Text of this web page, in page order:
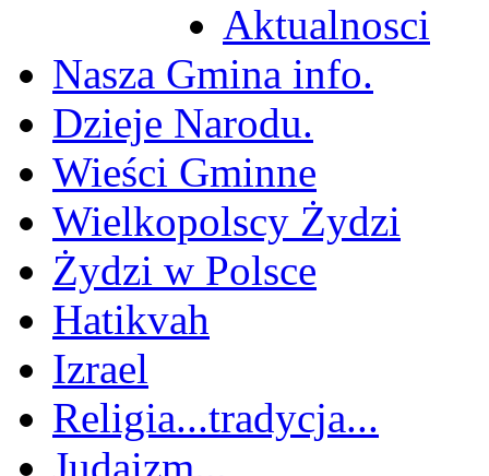
Aktualnosci
Nasza Gmina info.
Dzieje Narodu.
Wieści Gminne
Wielkopolscy Żydzi
Żydzi w Polsce
Hatikvah
Izrael
Religia...tradycja...